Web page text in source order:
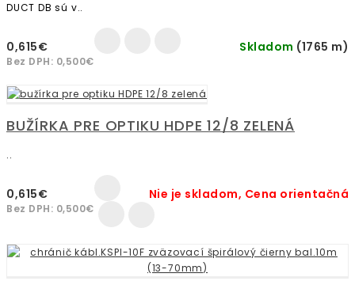
DUCT DB sú v..
0,615€
Bez DPH: 0,500€
Skladom (1765 m)
BUŽÍRKA PRE OPTIKU HDPE 12/8 ZELENÁ
..
0,615€
Bez DPH: 0,500€
Nie je skladom, Cena orientačná